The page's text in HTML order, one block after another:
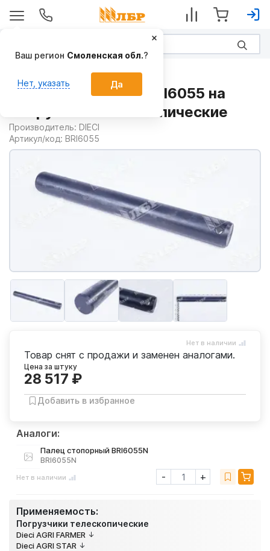
Палец стопорный BRI6055 на
Погрузчики телескопические
Производитель: DIECI
Артикул/код: BRI6055
Аналоги:
Палец стопорный BRI6055N
BRI6055N
Нет в наличии - +
Применяемость:
Погрузчики телескопические
Dieci AGRI FARMER
Dieci AGRI STAR
Нет в наличии
Товар снят с продажи и заменен аналогами.
Цена за штуку
28 517 ₽
Добавить в избранное
Ваш регион Смоленская обл.?
Нет, указать Да